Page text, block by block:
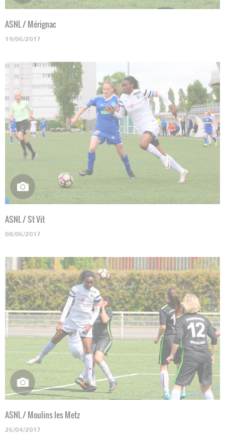
ASNL / Mérignac
19/06/2017
ASNL / St Vit
08/06/2017
ASNL / Moulins les Metz
26/04/2017